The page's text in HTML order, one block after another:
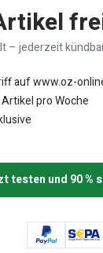
– jederzeit
auf www.oz-
pro Woche
testen und 90 %